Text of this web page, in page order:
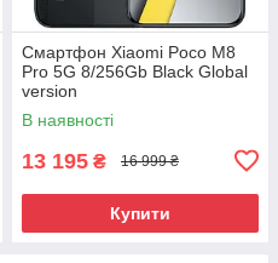
Смартфон Xiaomi Poco M8
Pro 5G 8/256Gb Black Global
version
В наявності
13 195 ₴ 16 999 ₴
Купити